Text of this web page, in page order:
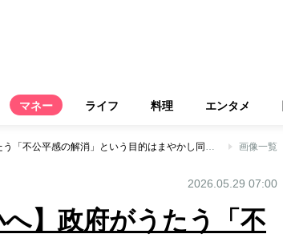
マネー ライフ 料理 エンタメ
【「主婦年金」が縮小へ】政府がうたう「不公平感の解消」という目的はまやかし同然 真の狙いは“一人でも多くの国民から年金保険料を集めること” 画像一覧
2026.05.29 07:00
へ】政府がうたう「不